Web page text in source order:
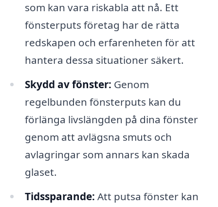
som kan vara riskabla att nå. Ett
fönsterputs företag har de rätta
redskapen och erfarenheten för att
hantera dessa situationer säkert.
Skydd av fönster: Genom
regelbunden fönsterputs kan du
förlänga livslängden på dina fönster
genom att avlägsna smuts och
avlagringar som annars kan skada
glaset.
Tidssparande: Att putsa fönster kan